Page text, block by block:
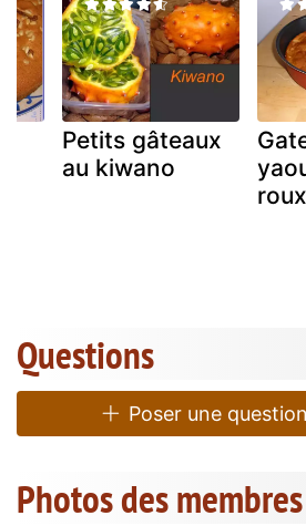
Petits gâteaux
au kiwano
roux
Questions
Poser une
Photos des membres